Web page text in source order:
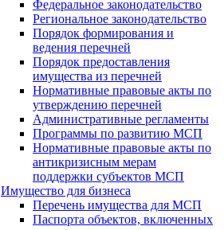
Федеральное законодательство
Региональное законодательство
Порядок формирования и
ведения перечней
Порядок предоставления
имущества из перечней
Нормативные правовые акты по
утверждению перечней
Административные регламенты
Программы по развитию МСП
Нормативные правовые акты по
антикризисным мерам
поддержки субъектов МСП
Имущество для бизнеса
Перечень имущества для МСП
Паспорта объектов, включенных